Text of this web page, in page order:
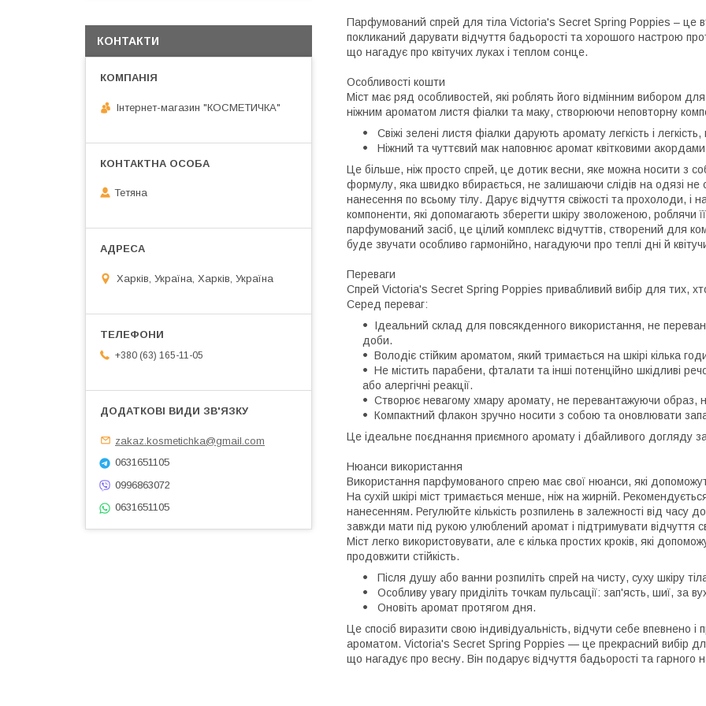
Парфумований спрей для тіла Victoria's Secret Spring Poppies – це
покликаний дарувати відчуття бадьорості та хорошого настрою
що нагадує про квітучих луках і теплом сонце.
Особливості кошти
Міст має ряд особливостей, які роблять його відмінним вибором
ніжним ароматом листя фіалки та маку, створюючи неповторну
Свіжі зелені листя фіалки дарують аромату легкість і
Ніжний та чуттєвий мак наповнює аромат квітковими
Це більше, ніж просто спрей, це дотик весни, яке можна носити з
формулу, яка швидко вбирається, не залишаючи слідів на одязі не
нанесення по всьому тілу. Дарує відчуття свіжості та прохолоди, і
компоненти, які допомагають зберегти шкіру зволоженою, роблячи
парфумований засіб, це цілий комплекс відчуттів, створений для
буде звучати особливо гармонійно, нагадуючи про теплі дні й
Переваги
Спрей Victoria's Secret Spring Poppies привабливий вибір для тих,
Серед переваг:
Ідеальний склад для повсякденного використання, не
доби.
Володіє стійким ароматом, який тримається на шкірі кілька
Не містить парабени, фталати та інші потенційно шкідливі
або алергічні реакції.
Створює невагому хмару аромату, не перевантажуючи образ,
Компактний флакон зручно носити з собою та оновлювати
Це ідеальне поєднання приємного аромату і дбайливого догляду
Нюанси використання
Використання парфумованого спрею має свої нюанси, які
На сухій шкірі міст тримається менше, ніж на жирній.
нанесенням. Регулюйте кількість розпилень в залежності від часу
завжди мати під рукою улюблений аромат і підтримувати відчуття
Міст легко використовувати, але є кілька простих кроків, які
продовжити стійкість.
Після душу або ванни розпиліть спрей на чисту, суху шкіру
Особливу увагу приділіть точкам пульсації: зап'ясть, шиї, за
Оновіть аромат протягом дня.
Це спосіб виразити свою індивідуальність, відчути себе впевнено
ароматом. Victoria's Secret Spring Poppies — це прекрасний вибір
що нагадує про весну. Він подарує відчуття бадьорості та
КОНТАКТИ
Інтернет-магазин "КОСМЕТИЧКА"
Тетяна
Харків, Україна, Харків, Україна
+380 (63) 165-11-05
zakaz.kosmetichka@gmail.com
0631651105
0996863072
0631651105